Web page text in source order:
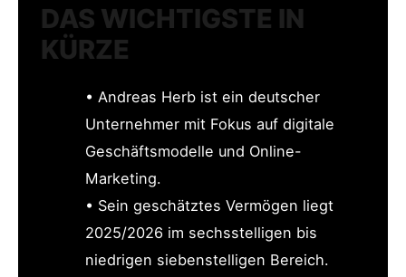
DAS WICHTIGSTE IN
KÜRZE
• Andreas Herb ist ein deutscher
Unternehmer mit Fokus auf digitale
Geschäftsmodelle und Online-
Marketing.
• Sein geschätztes Vermögen liegt
2025/2026 im sechsstelligen bis
niedrigen siebenstelligen Bereich.